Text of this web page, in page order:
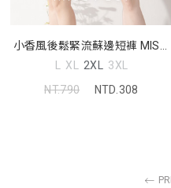
小香風後鬆緊流蘇邊短褲 MISS.
中大尺碼褲子
L XL 2XL 3XL
NT.790
NTD.308